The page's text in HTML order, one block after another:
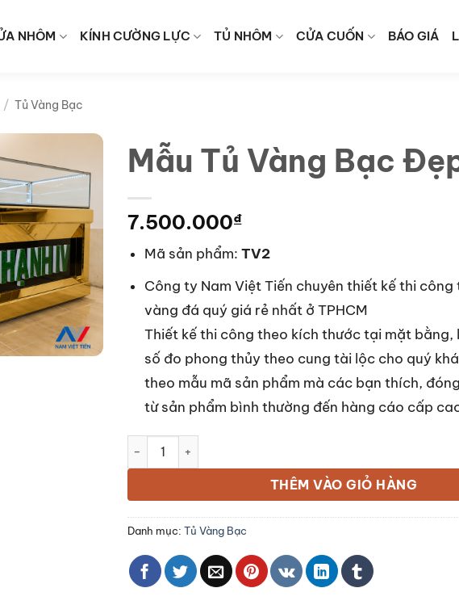
NHÔM KÍNH CƯỜNG LỰC TỦ NHÔM CỬA CUỐN BÁO GIÁ
/ Tủ Vàng Bạc
Mẫu Tủ Vàng Bạc
7.500.000₫
Mã sản phẩm: TV2
Công ty Nam Việt Tiến chuyên thiết kế thi
vàng đá quý giá rẻ nhất ở TPHCM
Thiết kế thi công theo kích thước tại mặt bằng,
số đo phong thủy theo cung tài lộc cho quý
theo mẫu mã sản phẩm mà các bạn thích,
từ sản phẩm bình thường đến hàng cáo cấp
Mẫu Tủ Vàng Bạc Đẹp số lượng
THÊM VÀO GIỎ HÀNG
Danh mục:Tủ Vàng Bạc